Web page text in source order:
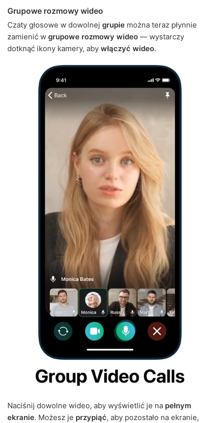
Grupowe rozmowy wideo
Czaty głosowe w dowolnej grupie można teraz płynnie
zamienić w grupowe rozmowy wideo — wystarczy
dotknąć ikony kamery, aby włączyć wideo.
Naciśnij dowolne wideo, aby wyświetlić je na pełnym
ekranie. Możesz je przypiąć, aby pozostało na ekranie,